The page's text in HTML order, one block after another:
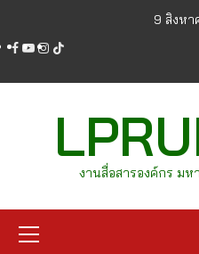
content
9 สิงหา
facebook
youtube
instagram
tiktok
งานสื่อสารองค์กร มห
Menu